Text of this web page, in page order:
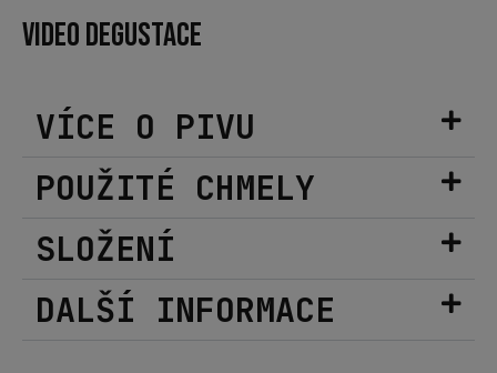
VÍCE O PIVU
POUŽITÉ CHMELY
SLOŽENÍ
DALŠÍ INFORMACE
VIDEO DEGUSTACE